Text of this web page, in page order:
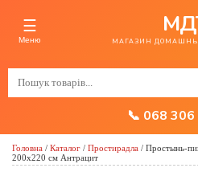
☰
Меню МАГАЗИН
📞 068
Головна / Каталог / Простирадла / Простынь-
200x220 см Антрацит